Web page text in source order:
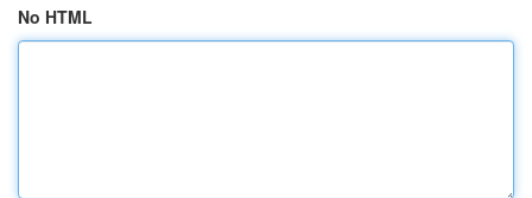
No HTML